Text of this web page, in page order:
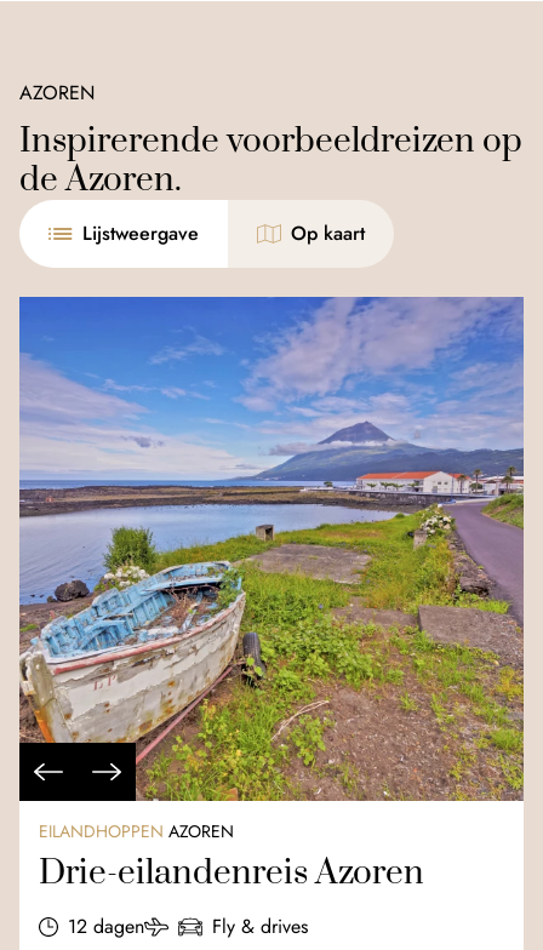
AZOREN
Inspirerende voorbeeldreizen op
de Azoren.
Lijstweergave Op kaart
EILANDHOPPEN AZOREN
Drie-eilandenreis Azoren
12 dagen
Fly & drives